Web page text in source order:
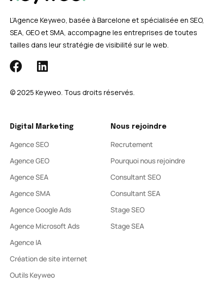
L’Agence Keyweo, basée à Barcelone et spécialisée en SEO,
SEA, GEO et SMA, accompagne les entreprises de toutes
tailles dans leur stratégie de visibilité sur le web.
© 2025 Keyweo. Tous droits réservés.​
Digital Marketing
Agence SEO
Agence GEO
Agence SEA
Agence SMA
Agence Google Ads
Agence Microsoft Ads
Agence IA
Création de site internet
Outils Keyweo
Nous rejoindre
Recrutement
Pourquoi nous rejoindre
Consultant SEO
Consultant SEA
Stage SEO
Stage SEA